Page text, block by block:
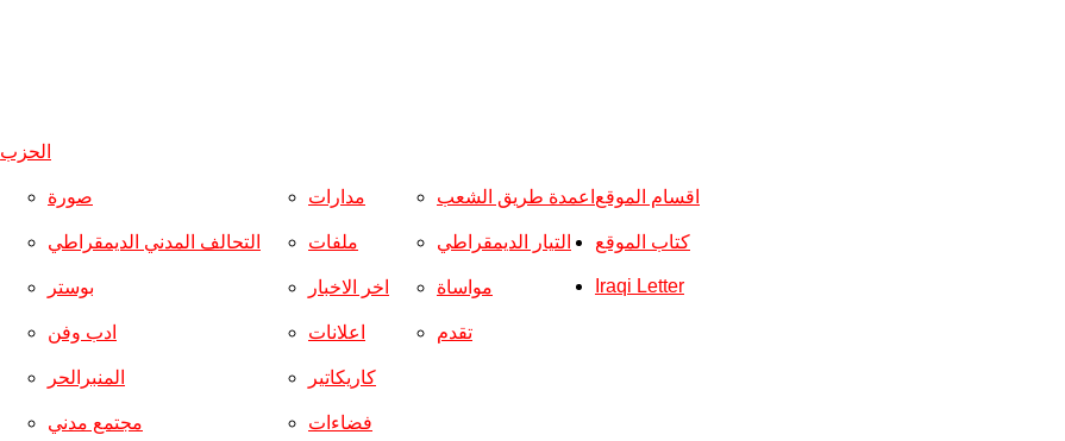
الحزب
اقسام الموقع صورة
التحالف المدني الديمقراطي
بوستر
ادب وفن
المنبرالحر
مجتمع مدني
مدارات
ملفات
اخر الاخبار
اعلانات
كاريكاتير
فضاءات
اعمدة طريق الشعب
التيار الديمقراطي
مواساة
تقدم
كتاب الموقع
Iraqi Letter